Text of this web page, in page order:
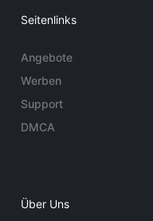
Seitenlinks
Angebote
Werben
Support
DMCA
Über Uns